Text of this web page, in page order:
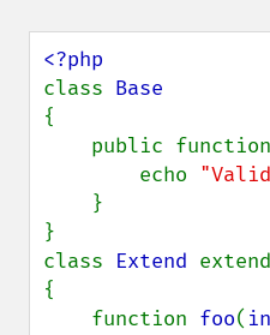
class
{
    public function
        echo
}
class Extend
{
    function
foo(